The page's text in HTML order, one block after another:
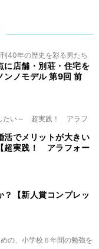
40年の歴史を彩る男たち
店舗・別荘・住宅を
ンノモデル 第9回 前
たい～ 超実践！ アラフ
活でメリットが大きい
超実践！ アラフォー
？【新人賞コンプレッ
の、小学校６年間の勉強を